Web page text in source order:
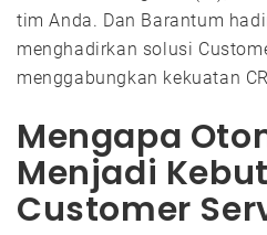
tim Anda. Dan Barantum
menghadirkan solusi
menggabungkan kekuatan
Mengapa
Menjadi
Customer